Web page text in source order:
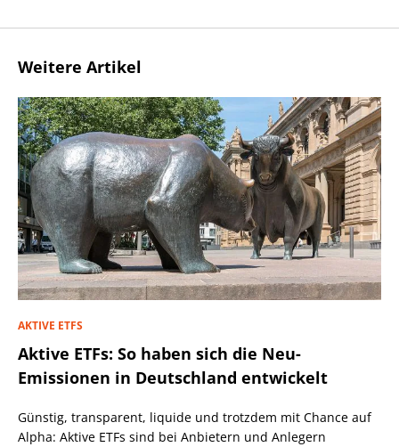
Weitere Artikel
AKTIVE ETFS
Aktive ETFs: So haben sich die Neu-
Emissionen in Deutschland entwickelt
Günstig, transparent, liquide und trotzdem mit Chance auf
Alpha: Aktive ETFs sind bei Anbietern und Anlegern